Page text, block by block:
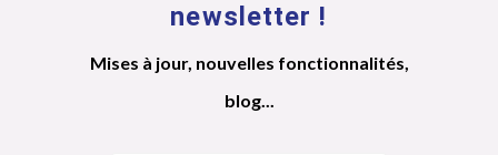
newsletter !
Mises à jour, nouvelles fonctionnalités,
blog...